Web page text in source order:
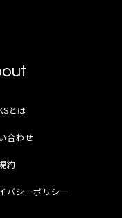
とは
合わせ
約
バシーポリシー